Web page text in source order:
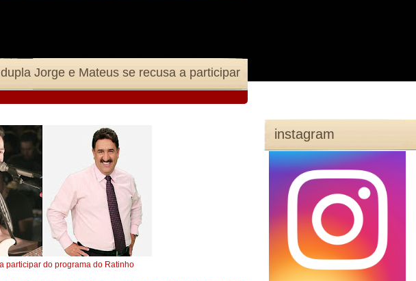
Jorge e Mateus se recusa a participar
participar do programa do Ratinho
instagram